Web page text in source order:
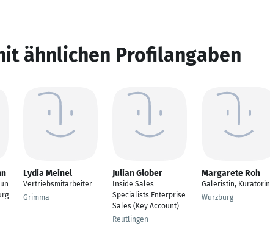
ähnlichen Profilangaben
Lydia Meinel
Vertriebsmitarbeiter
Grimma
Julian Glober
Inside Sales
Specialists Enterprise
Sales (Key Account)
Reutlingen
Margarete Roh
Galeristin, Kuratorin
Würzburg